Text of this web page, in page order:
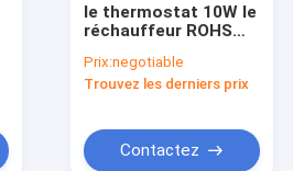
le thermostat 10W le
réchauffeur ROHS
lait de voyage de 42
degrés se relient
Prix:negotiable
Trouvez les derniers prix
Contactez